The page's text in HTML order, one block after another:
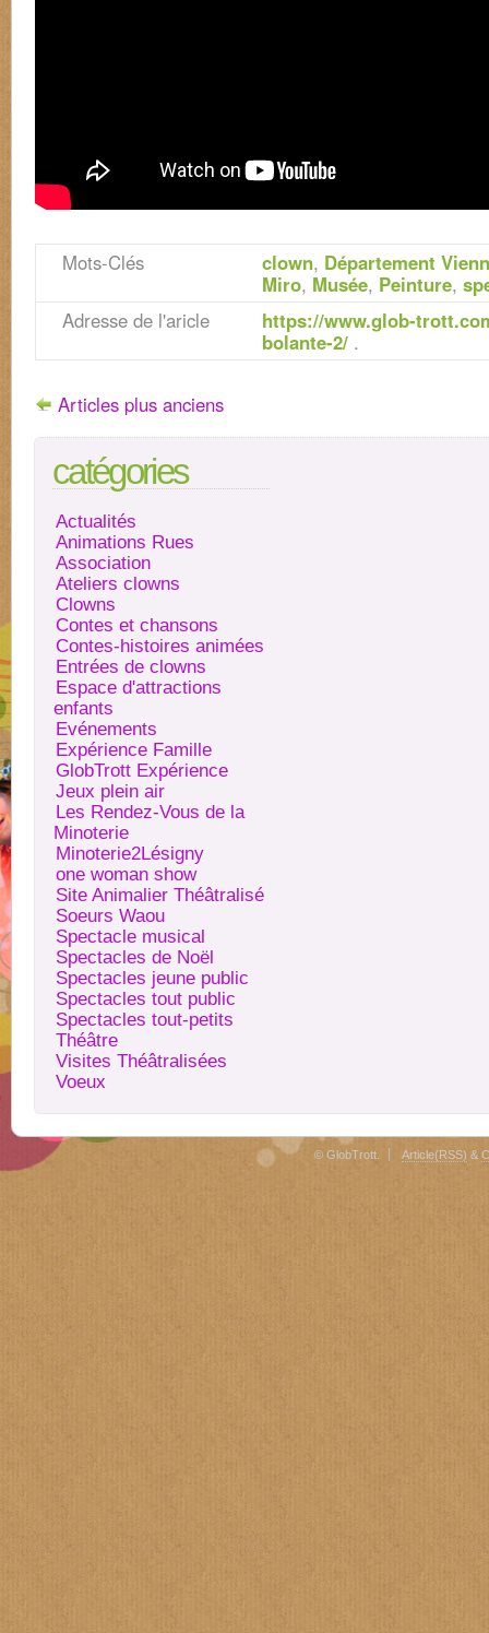
Mots-Clés clown, Département
Miro, Musée, Peinture,
Adresse de l'aricle
https://www.glob-
bolante-2/ .
Articles plus anciens
catégories
Actualités
Animations Rues
Association
Ateliers clowns
Clowns
Contes et chansons
Contes-histoires animées
Entrées de clowns
Espace d'attractions
enfants
Evénements
Expérience Famille
GlobTrott Expérience
Jeux plein air
Les Rendez-Vous de la
Minoterie
Minoterie2Lésigny
one woman show
Site Animalier Théâtralisé
Soeurs Waou
Spectacle musical
Spectacles de Noël
Spectacles jeune public
Spectacles tout public
Spectacles tout-petits
Théâtre
Visites Théâtralisées
Voeux
© GlobTrott. Article(RSS) &